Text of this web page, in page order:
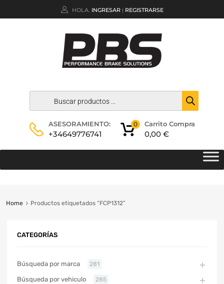
HOLA. INGRESAR | REGISTRARSE
ASESORAMIENTO:
+34649776741
Carrito Compra
0,00 €
0
Home Productos etiquetados “FCP1312”
CATEGORÍAS
Búsqueda por marca 281
Búsqueda por vehiculo 285